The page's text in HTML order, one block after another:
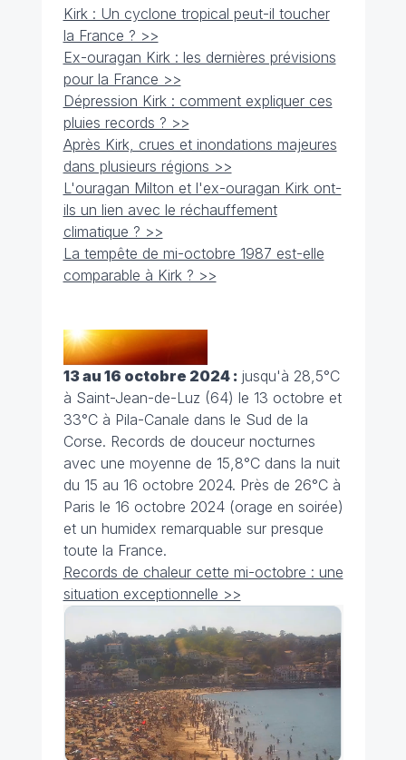
Kirk : Un cyclone tropical peut-il toucher
la France ? >>
Ex-ouragan Kirk : les dernières prévisions
pour la France >>
Dépression Kirk : comment expliquer ces
pluies records ? >>
Après Kirk, crues et inondations majeures
dans plusieurs régions >>
L'ouragan Milton et l'ex-ouragan Kirk ont-
ils un lien avec le réchauffement
climatique ? >>
La tempête de mi-octobre 1987 est-elle
comparable à Kirk ? >>
13 au 16 octobre 2024 : jusqu'à 28,5°C
à Saint-Jean-de-Luz (64) le 13 octobre et
33°C à Pila-Canale dans le Sud de la
Corse. Records de douceur nocturnes
avec une moyenne de 15,8°C dans la nuit
du 15 au 16 octobre 2024. Près de 26°C à
Paris le 16 octobre 2024 (orage en soirée)
et un humidex remarquable sur presque
toute la France.
Records de chaleur cette mi-octobre : une
situation exceptionnelle >>